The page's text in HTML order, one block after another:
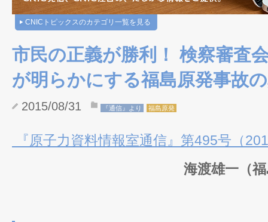
CNICトピックスのカテゴリ一覧を見る
市民の正義が勝利！ 検察審査
が明らかにする福島原発事故
2015/08/31 『通信』より 福島原発
『原子力資料情報室通信』第495号（
海渡雄一（